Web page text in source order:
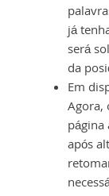
já
será
da
Em
Agora,
página
após